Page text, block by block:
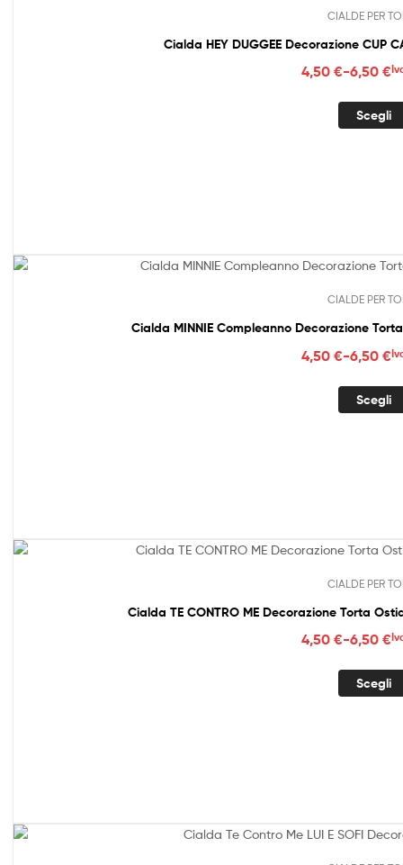
CIALDE PER
Cialda HEY DUGGEE Decorazione CUP
4,50 €-6,50 €
Scegli
CIALDE PER
Cialda MINNIE Compleanno Decorazione
4,50 €-6,50 €
Scegli
CIALDE PER
Cialda TE CONTRO ME Decorazione Torta
4,50 €-6,50 €
Scegli